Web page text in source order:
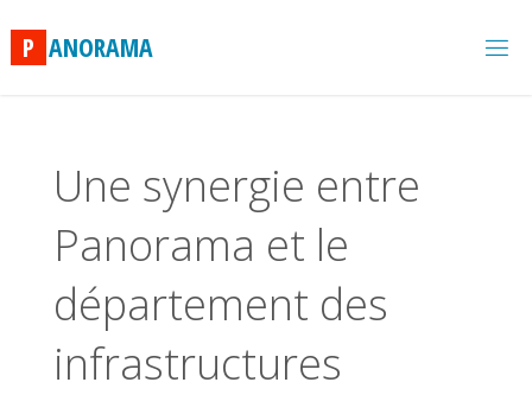
content
P ANORAMA
Une synergie entre
Panorama et le
département des
infrastructures